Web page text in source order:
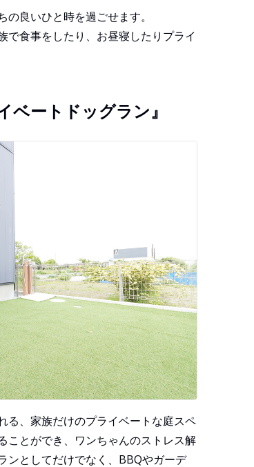
良いひと時を過ごせます。
で食事をしたり、お昼寝したりプライ
ベートドッグラン』
る、家族だけのプライベートな庭スペ
ことができ、ワンちゃんのストレス解
ンとしてだけでなく、BBQやガーデ